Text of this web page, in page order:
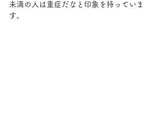
未満の人は重症だなと印象を持っていま
す。